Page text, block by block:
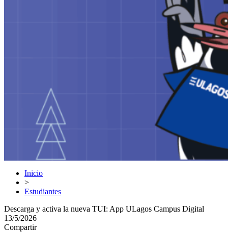
Inicio
>
Estudiantes
Descarga y activa la nueva TUI: App ULagos Campus Digital
13/5/2026
Compartir